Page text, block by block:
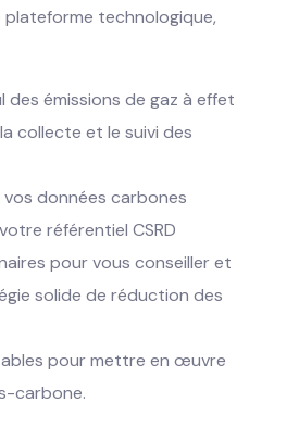
plateforme technologique,
des émissions de gaz à effet
collecte et le suivi des
données carbones
référentiel CSRD
pour vous conseiller et
solide de réduction des
pour mettre en œuvre
carbone.
une démo